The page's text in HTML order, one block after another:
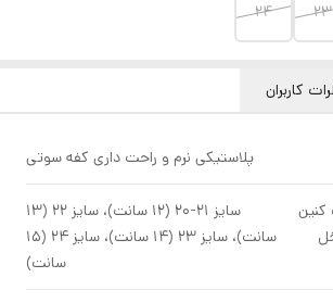
۲۳ ۲۴
کاربران
پلاستیکی نرم و راحت داری کفه سوتی
کنین
سایز ۲۱-۲۰ (۱۲ سانت)، سایز ۲۲ (۱۳
سانت)، سایز ۲۳ (۱۴ سانت)، سایز ۲۴ (۱۵
سانت)